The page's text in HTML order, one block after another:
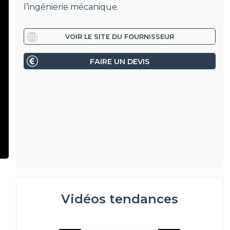
l’ingénierie mécanique.
VOIR LE SITE DU FOURNISSEUR
FAIRE UN DEVIS
Vidéos tendances